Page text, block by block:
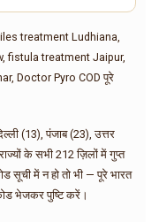
treatment Ludhiana,
fistula treatment Jaipur,
Doctor Pyro COD पूरे
(13), पंजाब (23), उत्तर
के सभी 212 ज़िलों में गुप्त
सूची में न हो तो भी — पूरे भारत
भेजकर पुष्टि करें।